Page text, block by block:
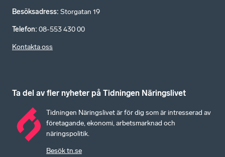
Besöksadress: Storgatan 19
Telefon: 08-553 430 00
Kontakta oss
Ta del av fler nyheter på Tidningen Näringslivet
Tidningen Näringslivet är för dig som är intresserad av
företagande, ekonomi, arbetsmarknad och
näringspolitik.
Besök tn.se